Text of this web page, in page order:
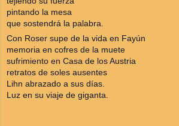
pintando la mesa
que sostendrá la palabra.
Con Roser supe de la vida en Fayún
memoria en cofres de la muete
sufrimiento en Casa de los Austria
retratos de soles ausentes
Lihn abrazado a sus días.
Luz en su viaje de giganta.